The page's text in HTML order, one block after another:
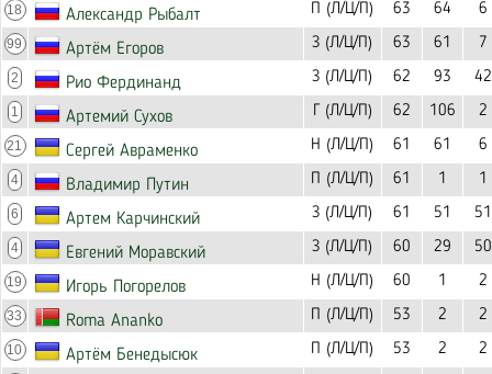
18 Александр Рыбалт П (Л/Ц/П) 63 64 6
99 Артём Егоров З (Л/Ц/П) 63 61 7
2 Рио Фердинанд З (Л/Ц/П) 62 93 42
1 Артемий Сухов Г (Л/Ц/П) 62 106 2
21 Сергей Авраменко Н (Л/Ц/П) 61 61 6
4 Владимир Путин П (Л/Ц/П) 61 1 1
6 Артем Карчинский З (Л/Ц/П) 61 51 51
4 Евгений Моравский З (Л/Ц/П) 60 29 50
19 Игорь Погорелов Н (Л/Ц/П) 60 1 2
33 Roma Ananko П (Л/Ц/П) 53 2 2
10 Артём Бенедысюк П (Л/Ц/П) 53 2 2